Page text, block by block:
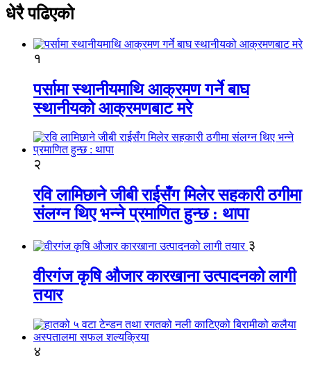
धेरै पढिएको
१
पर्सामा स्थानीयमाथि आक्रमण गर्ने बाघ
स्थानीयको आक्रमणबाट मरे
२
रवि लामिछाने जीबी राईसँग मिलेर सहकारी ठगीमा
संलग्न थिए भन्ने प्रमाणित हुन्छ : थापा
३
वीरगंज कृषि औजार कारखाना उत्पादनको लागी
तयार
४